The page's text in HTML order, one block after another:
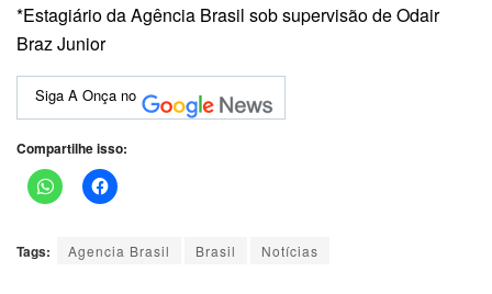
*Estagiário da Agência Brasil sob supervisão de Odair
Braz Junior
Siga A Onça no
Compartilhe isso:
Tags: Agencia Brasil Brasil Notícias